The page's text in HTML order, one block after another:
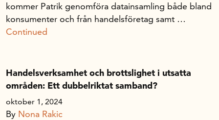
kommer Patrik genomföra datainsamling både bland
konsumenter och från handelsföretag samt …
Continued
Handelsverksamhet och brottslighet i utsatta
områden: Ett dubbelriktat samband?
oktober 1, 2024
By Nona Rakic